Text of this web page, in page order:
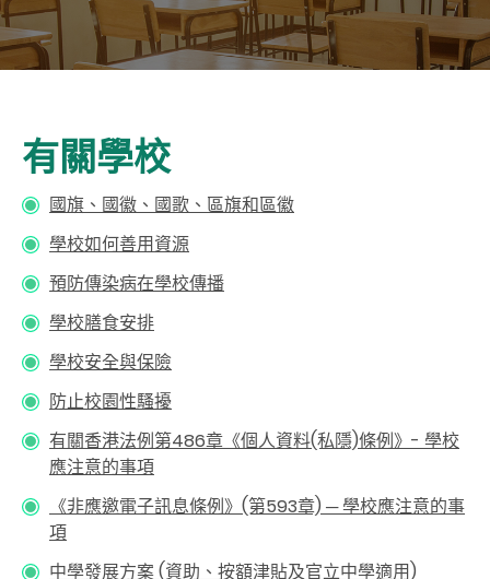
有關學校
國旗、國徽、國歌、區旗和區徽
學校如何善用資源
預防傳染病在學校傳播
學校膳食安排
學校安全與保險
防止校園性騷擾
有關香港法例第486章《個人資料(私隱)條例》- 學校
應注意的事項
《非應邀電子訊息條例》(第593章) ─ 學校應注意的事
項
中學發展方案 (資助、按額津貼及官立中學適用)